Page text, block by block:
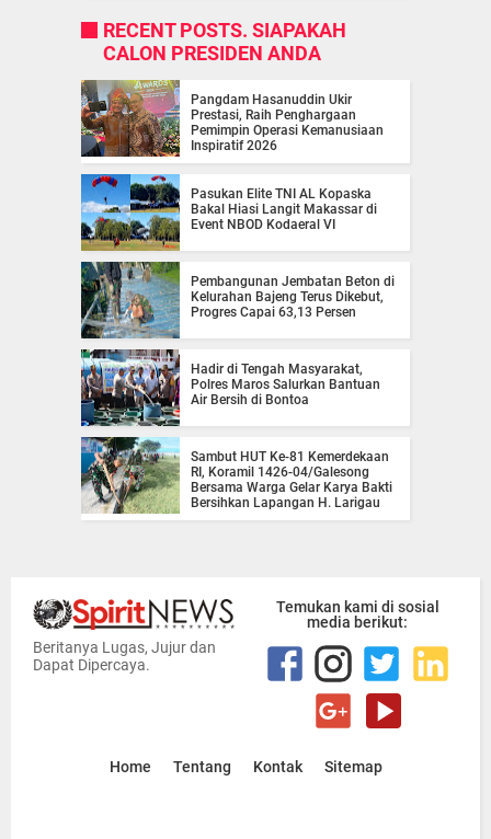
RECENT POSTS. SIAPAKAH
CALON PRESIDEN ANDA
Pangdam Hasanuddin Ukir
Prestasi, Raih Penghargaan
Pemimpin Operasi Kemanusiaan
Inspiratif 2026
Pasukan Elite TNI AL Kopaska
Bakal Hiasi Langit Makassar di
Event NBOD Kodaeral VI
Pembangunan Jembatan Beton di
Kelurahan Bajeng Terus Dikebut,
Progres Capai 63,13 Persen
Hadir di Tengah Masyarakat,
Polres Maros Salurkan Bantuan
Air Bersih di Bontoa
Sambut HUT Ke-81 Kemerdekaan
RI, Koramil 1426-04/Galesong
Bersama Warga Gelar Karya Bakti
Bersihkan Lapangan H. Larigau
Beritanya Lugas, Jujur dan
Dapat Dipercaya.
Temukan kami di sosial
media berikut:
Home Tentang Kontak Sitemap